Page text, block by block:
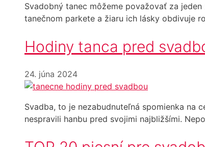
Svadobný tanec môžeme považovať za
tanečnom parkete a žiaru ich lásky obdivuje
Hodiny tanca pred
24. júna 2024
Svadba, to je nezabudnuteľná spomienka na
nespravili hanbu pred svojimi najbližšími.